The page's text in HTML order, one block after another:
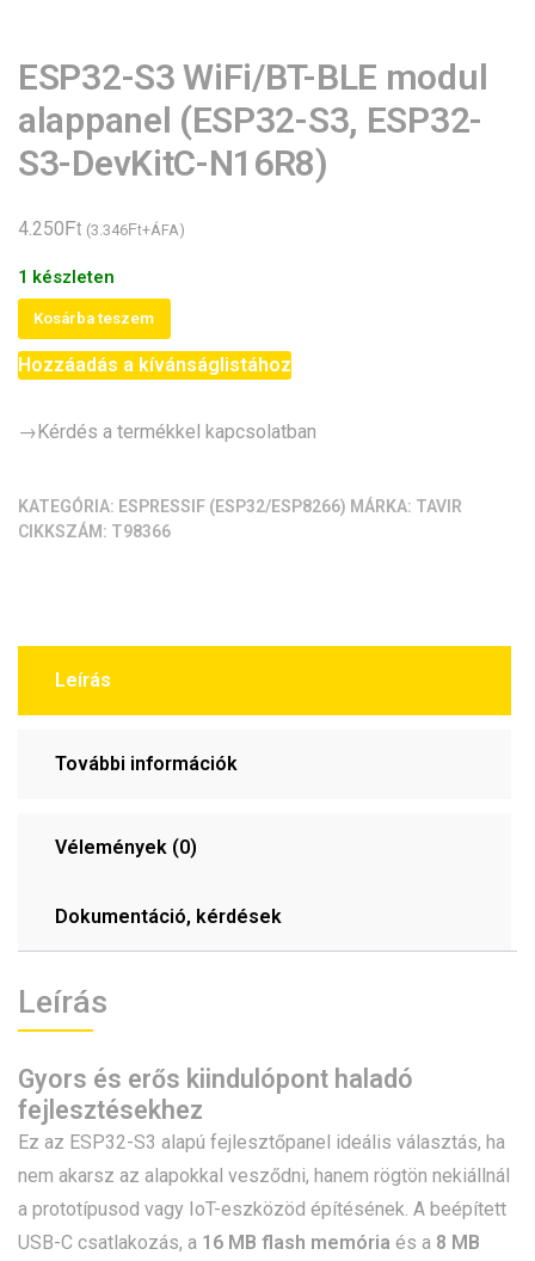
ESP32-S3 WiFi/BT-BLE modul
alappanel (ESP32-S3, ESP32-
S3-DevKitC-N16R8)
4.250Ft (3.346Ft+ÁFA)
1 készleten
ESP32-
S3
WiFi/BT-
modul
S3,
ESP32-
Kosárba teszem
Hozzáadás a kívánságlistához
→Kérdés a termékkel kapcsolatban
KATEGÓRIA: ESPRESSIF (ESP32/ESP8266) MÁRKA: TAVIR
CIKKSZÁM: T98366
Leírás
További információk
Vélemények (0)
Dokumentáció, kérdések
Leírás
Gyors és erős kiindulópont haladó
fejlesztésekhez
Ez az ESP32-S3 alapú fejlesztőpanel ideális választás, ha
nem akarsz az alapokkal vesződni, hanem rögtön nekiállnál
a prototípusod vagy IoT-eszközöd építésének. A beépített
USB-C csatlakozás, a 16 MB flash memória és a 8 MB